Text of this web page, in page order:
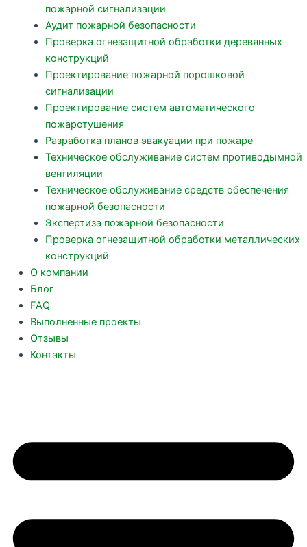
пожарной сигнализации
Аудит пожарной безопасности
Проверка огнезащитной обработки деревянных
конструкций
Проектирование пожарной порошковой
сигнализации
Проектирование систем автоматического
пожаротушения
Разработка планов эвакуации при пожаре
Техническое обслуживание систем противодымной
вентиляции
Техническое обслуживание средств обеспечения
пожарной безопасности
Экспертиза пожарной безопасности
Проверка огнезащитной обработки металлических
конструкций
О компании
Блог
FAQ
Выполненные проекты
Отзывы
Контакты